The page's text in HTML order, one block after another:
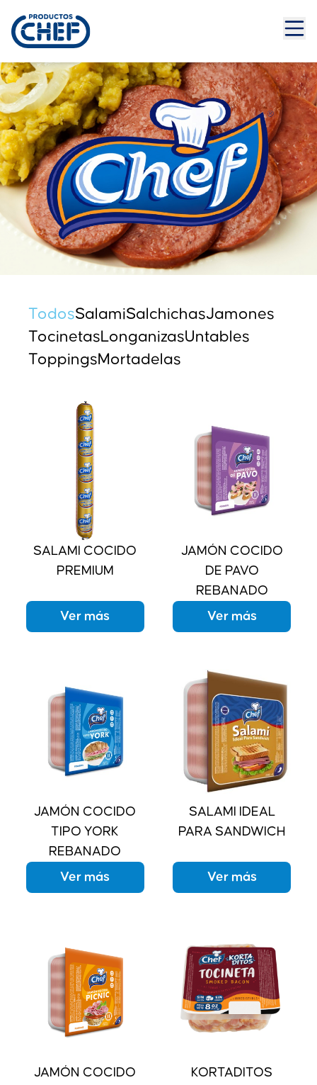
TodosSalamiSalchichasJamones
TocinetasLonganizasUntables
ToppingsMortadelas
SALAMI COCIDO
PREMIUM
Ver más
JAMÓN COCIDO
DE PAVO
REBANADO
Ver más
JAMÓN COCIDO
TIPO YORK
REBANADO
Ver más
SALAMI IDEAL
PARA SANDWICH
Ver más
JAMÓN COCIDO
KORTADITOS